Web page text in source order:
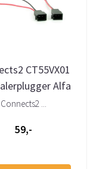
CT55VX01
Alfa
Renault PSA
Connects2 ...
59,-